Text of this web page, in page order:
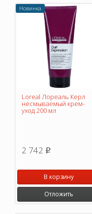
Новинка
Loreal Лореаль Керл
несмываемый крем-
уход 200 мл
2 742 p
В корзину
Отложить